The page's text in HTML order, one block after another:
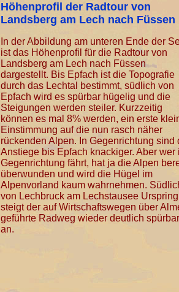
Höhenprofil der Radtour von
Landsberg am Lech nach Füssen
In der Abbildung am unteren Ende der
ist das Höhenprofil für die Radtour von
Landsberg am Lech nach Füssen
dargestellt. Bis Epfach ist die Topografie
durch das Lechtal bestimmt, südlich von
Epfach wird es spürbar hügelig und die
Steigungen werden steiler. Kurzzeitig
können es mal 8% werden, ein erste
Einstimmung auf die nun rasch näher
rückenden Alpen. In Gegenrichtung sind
Anstiege bis Epfach knackiger. Aber wer
Gegenrichtung fährt, hat ja die Alpen
überwunden und wird die Hügel im
Alpenvorland kaum wahrnehmen.
von Lechbruck am Lechstausee Urspring
steigt der auf Wirtschaftswegen über
geführte Radweg wieder deutlich spürbar
an.